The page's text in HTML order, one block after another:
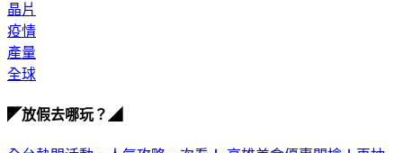
汽車
晶片
疫情
產量